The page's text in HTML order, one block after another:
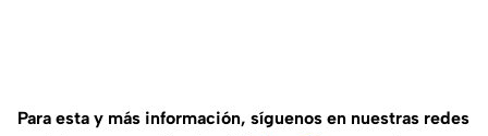
Para esta y más información, síguenos en nuestras redes